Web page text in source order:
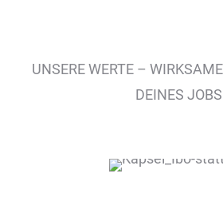
UNSERE WERTE –
DEINES JOBS